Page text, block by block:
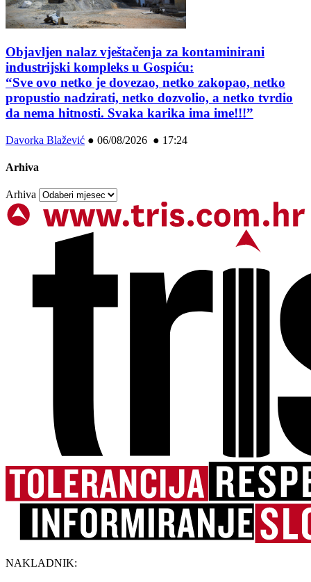
Objavljen nalaz vještačenja za kontaminirani
industrijski kompleks u Gospiću:
“Sve ovo netko je dovezao, netko zakopao, netko
propustio nadzirati, netko dozvolio, a netko tvrdio
da nema hitnosti. Svaka karika ima ime!!!”
Davorka Blažević ● 06/08/2026 ● 17:24
Arhiva
Arhiva
NAKLADNIK: